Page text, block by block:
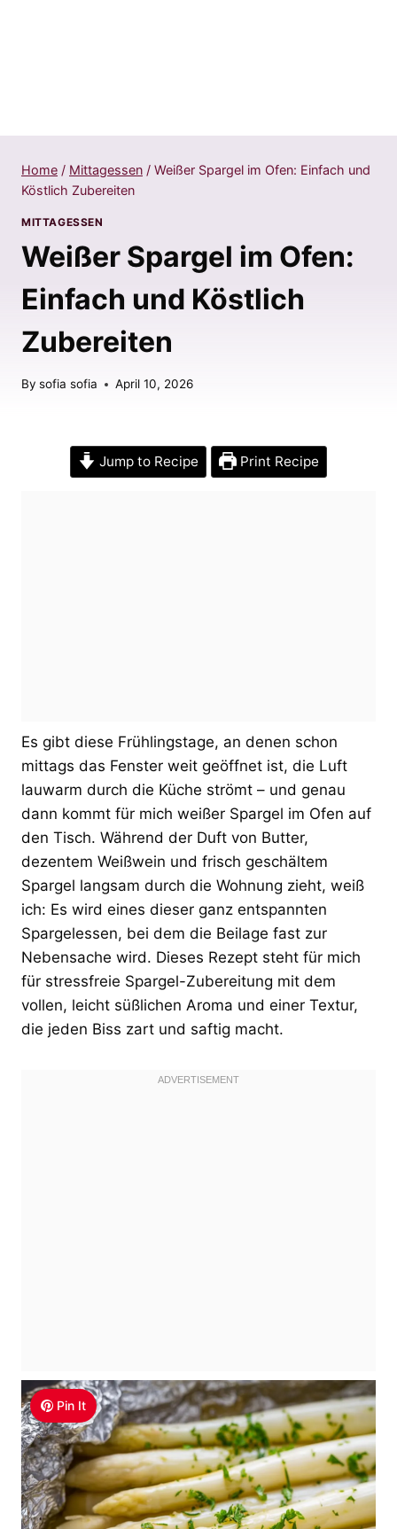
Home / Mittagessen / Weißer Spargel im Ofen: Einfach und
Köstlich Zubereiten
MITTAGESSEN
Weißer Spargel im Ofen:
Einfach und Köstlich
Zubereiten
By sofia sofia April 10, 2026
Jump to Recipe Print Recipe
Es gibt diese Frühlingstage, an denen schon
mittags das Fenster weit geöffnet ist, die Luft
lauwarm durch die Küche strömt – und genau
dann kommt für mich weißer Spargel im Ofen auf
den Tisch. Während der Duft von Butter,
dezentem Weißwein und frisch geschältem
Spargel langsam durch die Wohnung zieht, weiß
ich: Es wird eines dieser ganz entspannten
Spargelessen, bei dem die Beilage fast zur
Nebensache wird. Dieses Rezept steht für mich
für stressfreie Spargel-Zubereitung mit dem
vollen, leicht süßlichen Aroma und einer Textur,
die jeden Biss zart und saftig macht.
Pin It